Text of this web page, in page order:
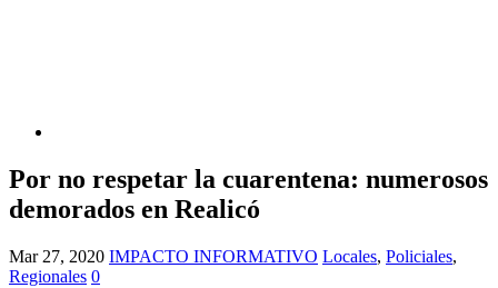
Por no respetar la cuarentena: numerosos
demorados en Realicó
Mar 27, 2020 IMPACTO INFORMATIVO Locales, Policiales,
Regionales 0